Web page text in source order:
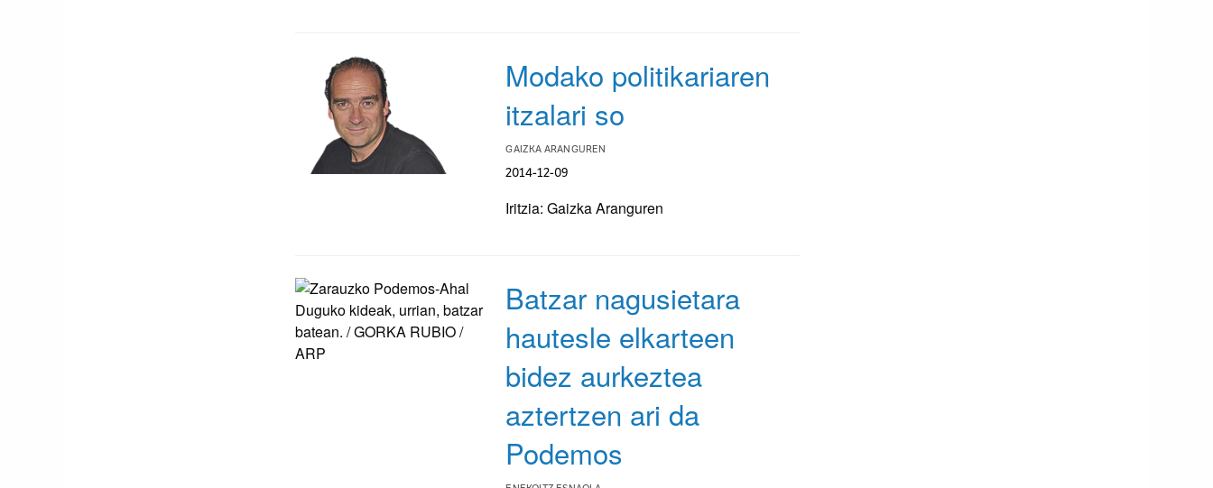
Modako politikariaren
itzalari so
GAIZKA ARANGUREN
2014-12-09
Iritzia: Gaizka Aranguren
Batzar nagusietara
hautesle elkarteen
bidez aurkeztea
aztertzen ari da
Podemos